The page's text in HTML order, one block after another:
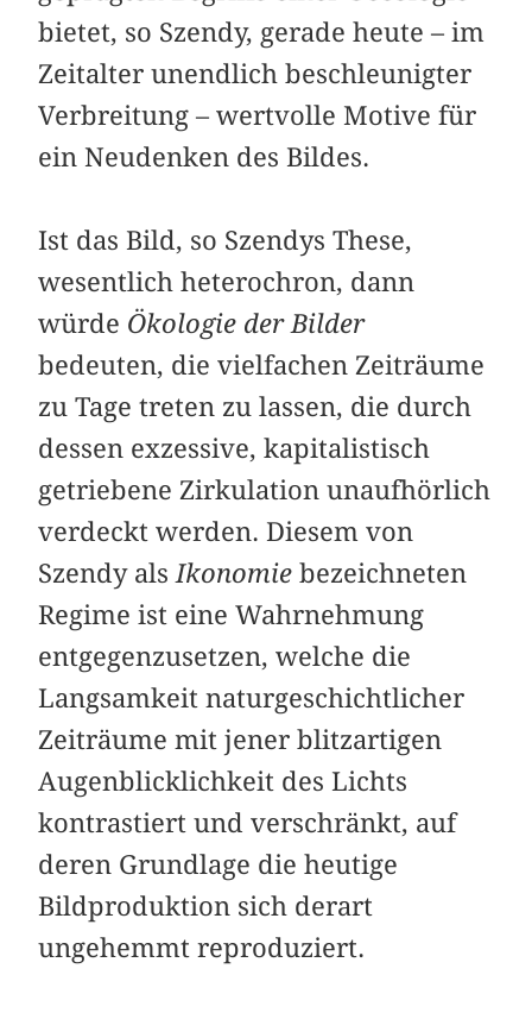
bietet, so Szendy, gerade heute – im
Zeitalter unendlich beschleunigter
Verbreitung – wertvolle Motive für
ein Neudenken des Bildes.
Ist das Bild, so Szendys These,
wesentlich heterochron, dann
würde Ökologie der Bilder
bedeuten, die vielfachen Zeiträume
zu Tage treten zu lassen, die durch
dessen exzessive, kapitalistisch
getriebene Zirkulation unaufhörlich
verdeckt werden. Diesem von
Szendy als Ikonomie bezeichneten
Regime ist eine Wahrnehmung
entgegenzusetzen, welche die
Langsamkeit naturgeschichtlicher
Zeiträume mit jener blitzartigen
Augenblicklichkeit des Lichts
kontrastiert und verschränkt, auf
deren Grundlage die heutige
Bildproduktion sich derart
ungehemmt reproduziert.